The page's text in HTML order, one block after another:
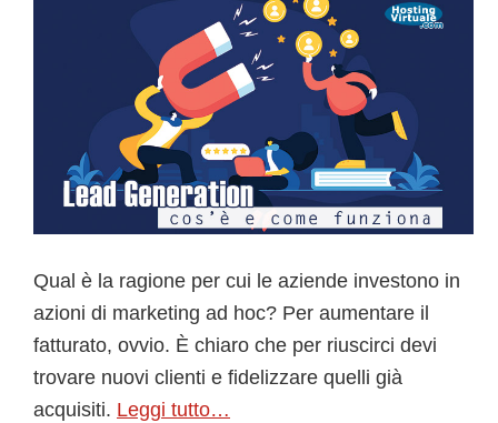
Qual è la ragione per cui le aziende investono in
azioni di marketing ad hoc? Per aumentare il
fatturato, ovvio. È chiaro che per riuscirci devi
trovare nuovi clienti e fidelizzare quelli già
acquisiti. Leggi tutto…